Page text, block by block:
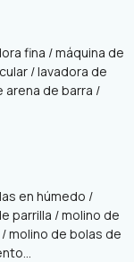
fina / máquina de
/ lavadora de
arena de barra /
en húmedo /
parrilla / molino de
molino de bolas de